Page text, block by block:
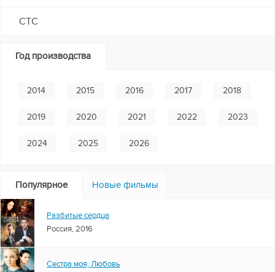
СТС
Год производства
2014 2015 2016 2017 2018
2019 2020 2021 2022 2023
2024 2025 2026
Популярное Новые фильмы
Разбитые сердца
Россия, 2016
Сестра моя, Любовь